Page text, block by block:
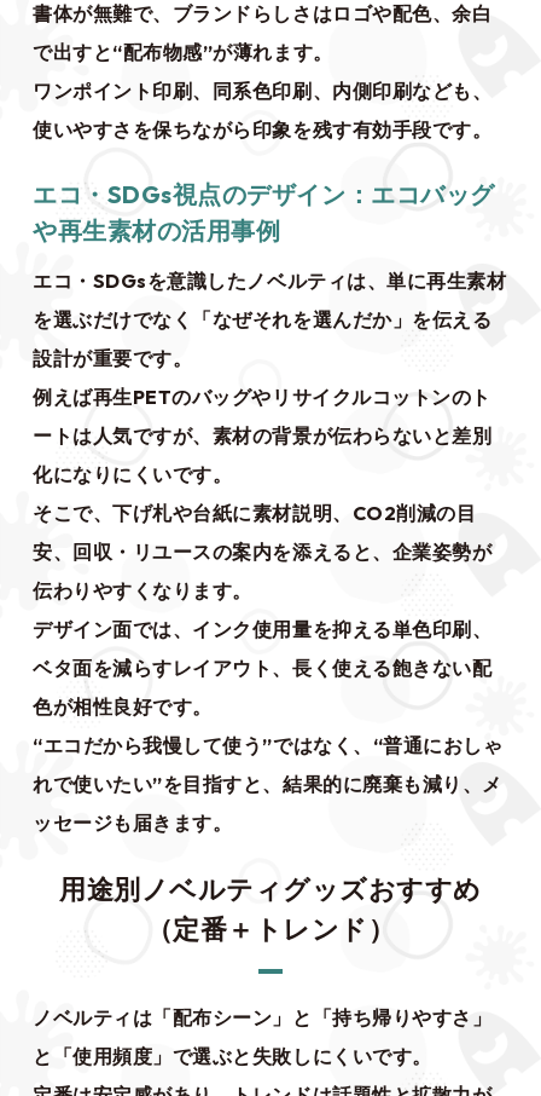
書体が無難で、ブランドらしさはロゴや配色、余白
で出すと“配布物感”が薄れます。
ワンポイント印刷、同系色印刷、内側印刷なども、
使いやすさを保ちながら印象を残す有効手段です。
エコ・SDGs視点のデザイン：エコバッグ
や再生素材の活用事例
エコ・SDGsを意識したノベルティは、単に再生素材
を選ぶだけでなく「なぜそれを選んだか」を伝える
設計が重要です。
例えば再生PETのバッグやリサイクルコットンのト
ートは人気ですが、素材の背景が伝わらないと差別
化になりにくいです。
そこで、下げ札や台紙に素材説明、CO2削減の目
安、回収・リユースの案内を添えると、企業姿勢が
伝わりやすくなります。
デザイン面では、インク使用量を抑える単色印刷、
ベタ面を減らすレイアウト、長く使える飽きない配
色が相性良好です。
“エコだから我慢して使う”ではなく、“普通におしゃ
れで使いたい”を目指すと、結果的に廃棄も減り、メ
ッセージも届きます。
用途別ノベルティグッズおすすめ
（定番＋トレンド）
ノベルティは「配布シーン」と「持ち帰りやすさ」
と「使用頻度」で選ぶと失敗しにくいです。